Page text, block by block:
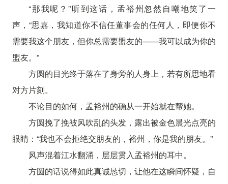
“那我呢？”听到这话，孟裕州忽然自嘲地笑了一
声，“思嘉，我知道你不信任董事会的任何人，即便你不
需要我这个朋友，但你总需要盟友的——我可以成为你的
盟友。”
方圆的目光终于落在了身旁的人身上，若有所思地看
对方片刻。
不论目的如何，孟裕州的确从一开始就在帮她。
方圆挽了挽被风吹乱的头发，露出被金色晨光点亮的
眼睛：“我也不会拒绝交朋友的，裕州，你是我的朋友。”
风声混着江水翻涌，层层贯入孟裕州的耳中。
方圆的话说得如此真诚恳切，让他在这瞬间怀疑，自